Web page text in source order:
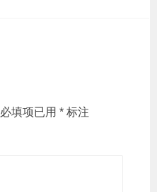
必填项已用* 标注